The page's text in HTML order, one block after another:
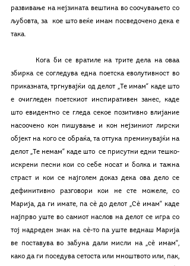
развивање на нејзината вештина во соочувањето со
љубовта, за  кое што веќе имам посведочено дека е
така.
збирка се согледува една поетска еволутивност во
приказната, тргнувајќи од делот „Те имам“ каде што
е очигледен поетскиот инспиративен занес, каде
што евидентно се гледа секое позитивно влијание
насоочено кон пишување и кон нејзиниот лирски
објект на кого се обраќа, та оттука преминувајќи на
делот „Те немам“ каде што  се присутни едни тешко-
искрени песни кои со себе носат и болка и тажна
страст и кои се најголем доказ дека ова дело се
дефинитивно разговори кои не сте можеле, со
Марија, да ги имате, па сѐ до делот „Сѐ имам“ каде
најпрво уште во самиот наслов на делот се игра со
тој надреден знак на сѐ-то па уште веднаш Марија
ве поставува во забуна дали мисли на „сѐ имам“,
како да ги поседува сетоста или мноштвото или, пак,